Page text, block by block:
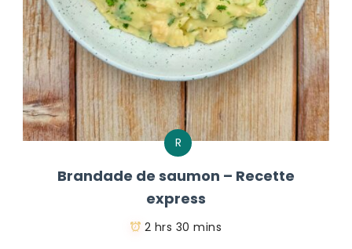
R
Brandade de saumon – Recette
express
2 hrs 30 mins